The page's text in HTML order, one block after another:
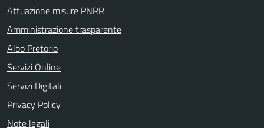
Attuazione misure PNRR
Amministrazione trasparente
Albo Pretorio
Servizi Online
Servizi Digitali
Privacy Policy
Note legali